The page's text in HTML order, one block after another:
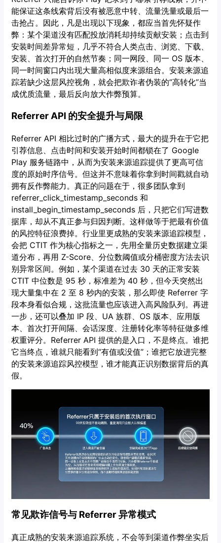
能保证这条线索背后没有被恶意中转、流量洗量或最后一
击抢占。因此，凡是出现以下现象，都应当首先怀疑作
弊：某个渠道没有匹配投放消耗却持续贡献安装；点击到
安装时间差异常短，几乎不符合人类点击、浏览、下载、
安装、首次打开的自然节奏；同一网段、同一 OS 版本、
同一时间窗口内出现大量高相似度来源组合。安装来源追
踪若缺少这层风控视角，就会把欺诈者伪装的“高转化”当
成优质流量，最后反向放大作弊预算。
Referrer API 的安全提升与局限
Referrer API 相比过时的广播方式，最大的提升在于它把
引荐信息、点击时间和安装开始时间都锁在了 Google
Play 服务链路中，从而为安装来源追踪提供了更高可信
度的原始时序信号。但这并不意味着你拿到时间戳就自动
拥有反作弊能力。真正的问题在于，很多团队拿到
referrer_click_timestamp_seconds 和
install_begin_timestamp_seconds 后，只把它们写进数
据库，却从不真正参与归因判断。这样做等于把最有价值
的风控特征浪费掉。行业里更成熟的安装来源追踪模型，
会把 CTIT 作为核心指标之一，先用全量历史数据建立渠
道分布，再用 Z-Score、分位数阈值或分桶密度方法去识
别异常区间。例如，某个渠道在过去 30 天的正常安装
CTIT 中位数是 95 秒，标准差为 40 秒，但今天突然出
现大量集中在 2 至 8 秒内的安装，那么即使 Referrer 字
段本身看似合规，这批流量也应该进入高风险队列。再进
一步，还可以叠加 IP 段、UA 族群、OS 版本、应用版
本、首次打开间隔、会话深度、注册转化率等特征做多维
权重评分。Referrer API 提供的是入口，不是终点。谁把
它当终点，谁就只能看到“有值或没值”；谁把它放进完整
的安装来源追踪风控模型，谁才能真正识别数据背后的真
假。
常见欺诈信号与 Referrer 异常模式
真正成熟的安装来源追踪系统，不会等到渠道作弊坐实后